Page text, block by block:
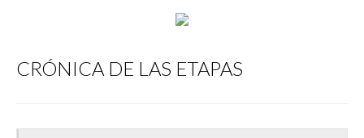
CRÓNICA DE LAS ETAPAS